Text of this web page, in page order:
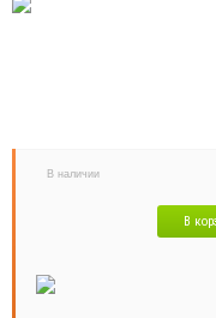
В наличии
В